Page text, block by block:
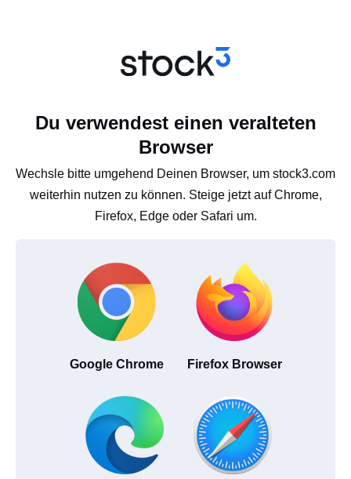
Du verwendest einen veralteten
Browser
Wechsle bitte umgehend Deinen Browser, um stock3.com
weiterhin nutzen zu können. Steige jetzt auf Chrome,
Firefox, Edge oder Safari um.
Google Chrome Firefox Browser